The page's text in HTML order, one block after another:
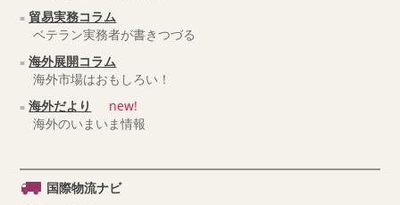
貿易実務コラム
ベテラン実務者が書きつづる
海外展開コラム
海外市場はおもしろい！
海外だより
new!
海外のいまいま情報
国際物流ナビ